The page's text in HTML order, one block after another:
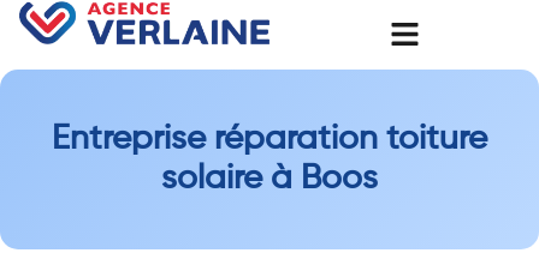
Entreprise réparation toiture
solaire à Boos